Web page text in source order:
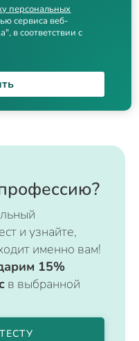
персональных
сервиса веб-
в соответствии с
и узнайте,
именно вам!
15%
в выбранной